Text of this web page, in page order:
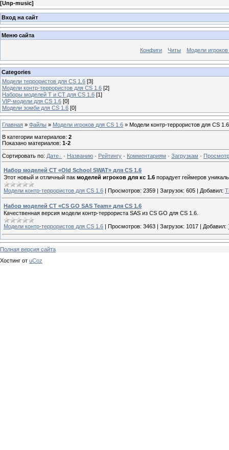
[Unp-music]
Вход на сайт
Меню сайта
Конфиги Читы Модели
Categories
Модели террористов для CS 1.6 [3]
Модели контр-террористов для CS 1.6 [2]
Наборы моделей T и CT для CS 1.6 [1]
VIP-модели для CS 1.6 [0]
Модели зомби для CS 1.6 [0]
Главная » Файлы » Модели игроков для CS 1.6 » Модели контр-террористов для CS 1.6
В категории материалов: 2
Показано материалов: 1-2
Сортировать по: Дате · Названию · Рейтингу · Комментариям · Загрузкам ·
Набор моделей CT «Old School SWAT» для CS 1.6
Этот новый и отличный пак моделей игроков для кс 1.6 порадует геймеров
Модели контр-террористов для CS 1.6 | Просмотров: 2359 | Загрузок: 605 | Добавил:
Набор моделей CT «CS GO SAS Team» для CS 1.6
Качественная версия модели контр-террориста SAS из CS GO для CS 1.6.
Модели контр-террористов для CS 1.6 Просмотров: 3463 Загрузок: 1017 Добавил:
Полная версия сайта
Хостинг от uCoz